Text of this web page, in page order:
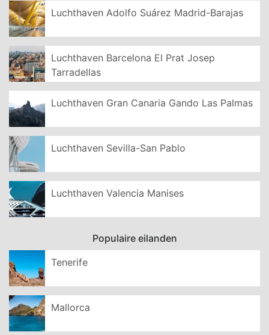
Luchthaven Adolfo Suárez Madrid-Barajas
Luchthaven Barcelona El Prat Josep
Tarradellas
Luchthaven Gran Canaria Gando Las Palmas
Luchthaven Sevilla-San Pablo
Luchthaven Valencia Manises
Populaire eilanden
Tenerife
Mallorca